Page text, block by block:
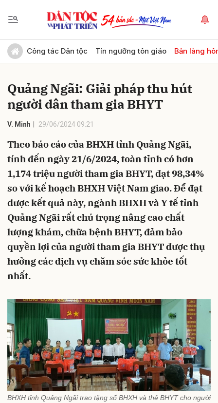
Công tác Dân tộc Tín ngưỡng tôn giáo Bản làng
Quảng Ngãi: Giải pháp thu hút
người dân tham gia BHYT
V. Minh 29/06/2024 09:21
Theo báo cáo của BHXH tỉnh Quảng Ngãi,
tính đến ngày 21/6/2024, toàn tỉnh có hơn
1,174 triệu người tham gia BHYT, đạt 98,34%
so với kế hoạch BHXH Việt Nam giao. Để đạt
được kết quả này, ngành BHXH và Y tế tỉnh
Quảng Ngãi rất chú trọng nâng cao chất
lượng khám, chữa bệnh BHYT, đảm bảo
quyền lợi của người tham gia BHYT được thụ
hưởng các dịch vụ chăm sóc sức khỏe tốt
nhất.
BHXH tỉnh Quảng Ngãi trao tặng sổ BHXH và thẻ BHYT cho người
Gửi bình luận
Hủy Gửi